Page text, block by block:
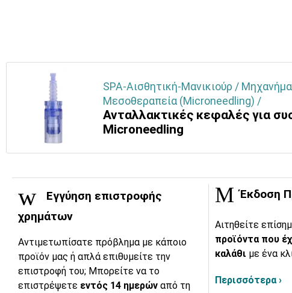
SPA-Αισθητική-Μανικιούρ /
Μεσοθεραπεία (Microneedling) /
Ανταλλακτικές κεφαλές για
Μicroneedling
Εγγύηση επιστροφής
χρημάτων
Αντιμετωπίσατε πρόβλημα με κάποιο
προϊόν μας ή απλά επιθυμείτε την
επιστροφή του; Μπορείτε να το
επιστρέψετε εντός 14 ημερών από τη
Έκδοση
Αιτηθείτε
προϊόντα που
καλάθι με ένα
Περισσότερα ›